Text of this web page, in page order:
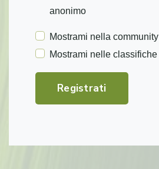
anonimo
Mostrami nella community
Mostrami nelle classifiche
Registrati